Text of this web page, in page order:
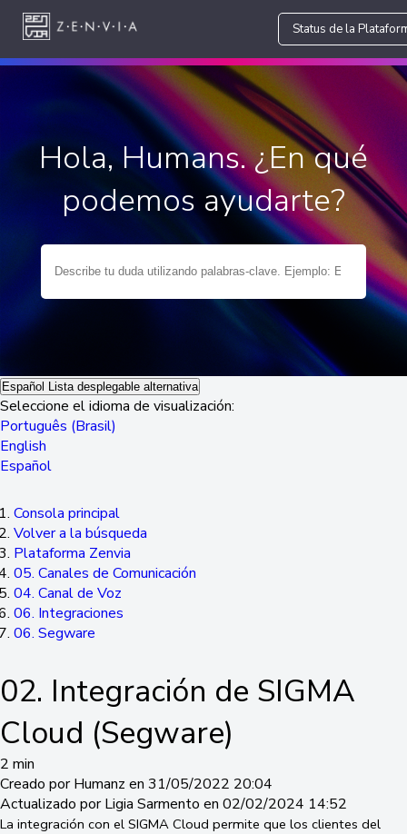
Status de la
Hola, Humans. ¿En qué
podemos ayudarte?
Español Lista desplegable alternativa
Seleccione el idioma de visualización:
Português (Brasil)
English
Español
Consola principal
Volver a la búsqueda
Plataforma Zenvia
05. Canales de Comunicación
04. Canal de Voz
06. Integraciones
06. Segware
02. Integración de SIGMA
Cloud (Segware)
2 min
Creado por Humanz en 31/05/2022 20:04
Actualizado por Ligia Sarmento en 02/02/2024 14:52
La integración con el SIGMA Cloud permite que los clientes del